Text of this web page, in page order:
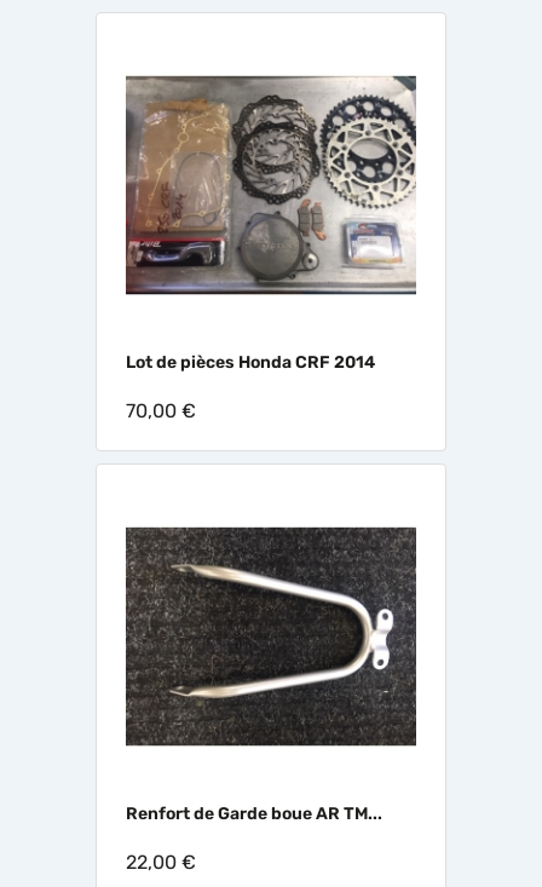
Lot de pièces Honda CRF 2014
70,00 €
Renfort de Garde boue AR TM...
22,00 €